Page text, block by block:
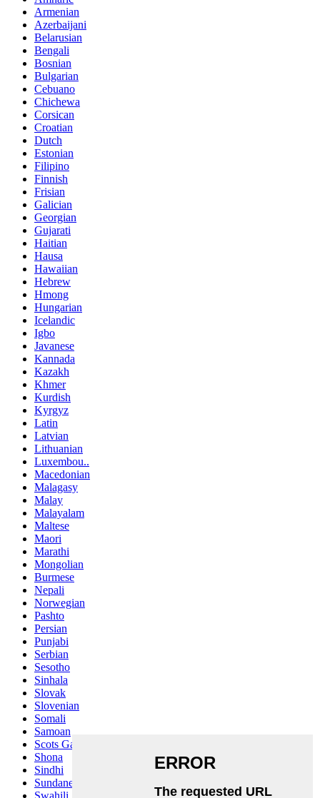
Armenian
Azerbaijani
Belarusian
Bengali
Bosnian
Bulgarian
Cebuano
Chichewa
Corsican
Croatian
Dutch
Estonian
Filipino
Finnish
Frisian
Galician
Georgian
Gujarati
Haitian
Hausa
Hawaiian
Hebrew
Hmong
Hungarian
Icelandic
Igbo
Javanese
Kannada
Kazakh
Khmer
Kurdish
Kyrgyz
Latin
Latvian
Lithuanian
Luxembou..
Macedonian
Malagasy
Malay
Malayalam
Maltese
Maori
Marathi
Mongolian
Burmese
Nepali
Norwegian
Pashto
Persian
Punjabi
Serbian
Sesotho
Sinhala
Slovak
Slovenian
Somali
Samoan
Scots Gaelic
Shona
Sindhi
Sundanese
Swahili